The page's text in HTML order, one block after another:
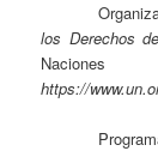
los Derechos
https://